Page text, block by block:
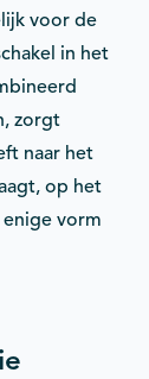
voor de
in het
zorgt
naar het
op het
vorm